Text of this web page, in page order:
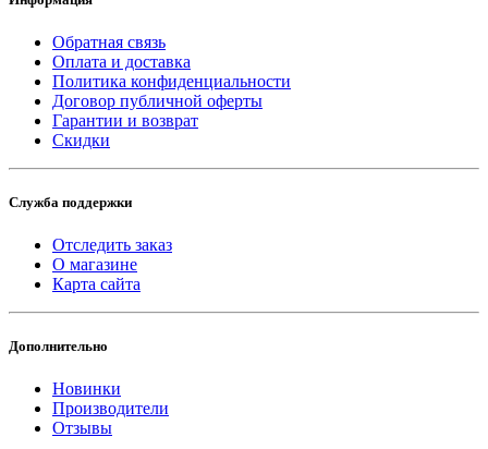
Обратная связь
Оплата и доставка
Политика конфиденциальности
Договор публичной оферты
Гарантии и возврат
Скидки
Служба поддержки
Отследить заказ
О магазине
Карта сайта
Дополнительно
Новинки
Производители
Отзывы